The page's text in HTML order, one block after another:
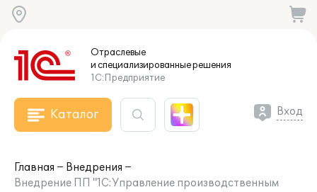
Отраслевые
и специализированныерешения
1С:Предприятие
Каталог Вход
Главная
Внедрения
Внедрение ПП "1С:Управление производственным